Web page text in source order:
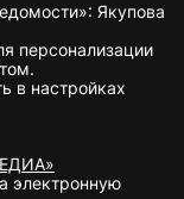
Якупова
персонализации
в настройках
электронную